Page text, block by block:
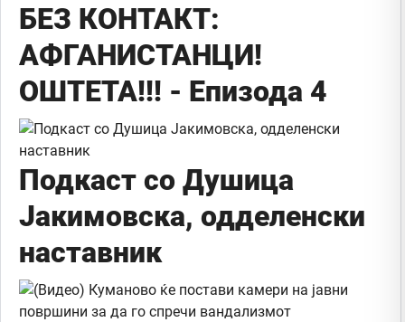
БЕЗ КОНТАКТ:
АФГАНИСТАНЦИ!
ОШТЕТА!!! - Епизода 4
Подкаст со Душица
Јакимовска, одделенски
наставник